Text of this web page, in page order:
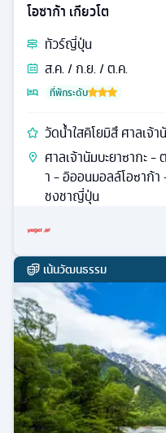
โอซาก้า เกียวโต
ทัวร์ญี่ปุ่น
ส.ค. / ก.ย. / ต.ค.
ที่พักระดับ
วัดน้ำใสคิโยมิสึ ศาลเจ้
ศาลเจ้านัมบะยาซากะ
า - อิออนมอลล์โอซาก้า
ชงชาญี่ปุ่น
เน้นวัฒนธรรม